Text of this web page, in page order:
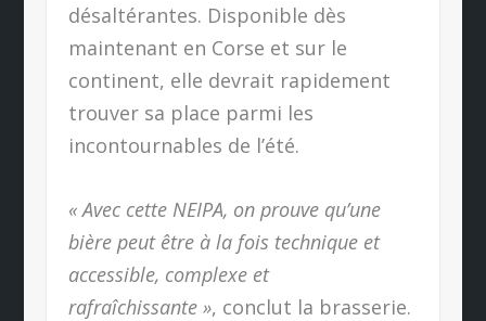
désaltérantes. Disponible dès
maintenant en Corse et sur le
continent, elle devrait rapidement
trouver sa place parmi les
incontournables de l’été.
« Avec cette NEIPA, on prouve qu’une
bière peut être à la fois technique et
accessible, complexe et
rafraîchissante », conclut la brasserie.